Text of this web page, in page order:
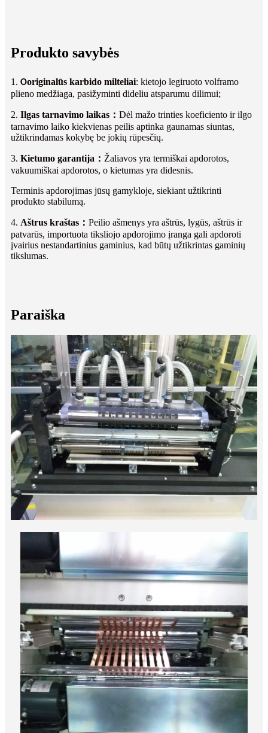
Produkto savybės
1. Ooriginalūs karbido milteliai: kietojo legiruoto volframo
plieno medžiaga, pasižyminti dideliu atsparumu dilimui;
2. Ilgas tarnavimo laikas ： Dėl mažo trinties koeficiento ir ilgo
tarnavimo laiko kiekvienas peilis aptinka gaunamas siuntas,
užtikrindamas kokybę be jokių rūpesčių.
3. Kietumo garantija ： Žaliavos yra termiškai apdorotos,
vakuumiškai apdorotos, o kietumas yra didesnis.
Terminis apdorojimas jūsų gamykloje, siekiant užtikrinti
produkto stabilumą.
4. Aštrus kraštas ： Peilio ašmenys yra aštrūs, lygūs, aštrūs ir
patvarūs, importuota tiksliojo apdorojimo įranga gali apdoroti
įvairius nestandartinius gaminius, kad būtų užtikrintas gaminių
tikslumas.
Paraiška